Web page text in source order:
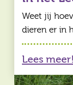
Weet jij
dieren er in
Lees meer!